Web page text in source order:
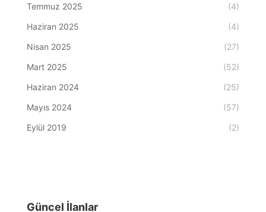
Temmuz 2025
(4)
Haziran 2025
(4)
Nisan 2025
(27)
Mart 2025
(52)
Haziran 2024
(25)
Mayıs 2024
(57)
Eylül 2019
(2)
Güncel İlanlar